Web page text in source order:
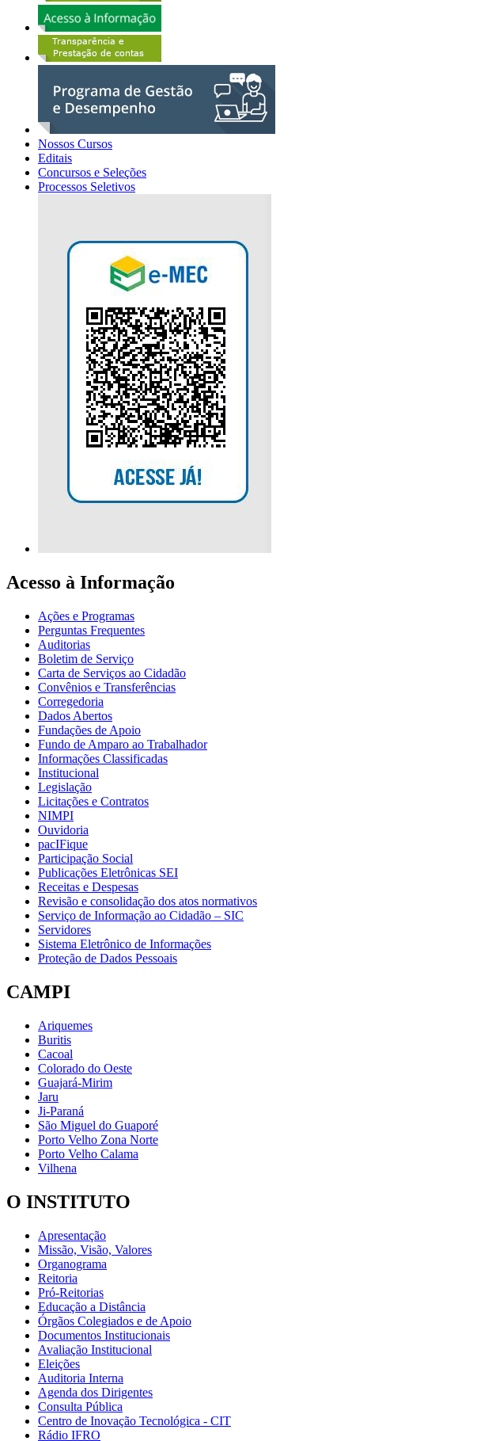
Nossos Cursos
Editais
Concursos e Seleções
Processos Seletivos
Acesso à Informação
Ações e Programas
Perguntas Frequentes
Auditorias
Boletim de Serviço
Carta de Serviços ao Cidadão
Convênios e Transferências
Corregedoria
Dados Abertos
Fundações de Apoio
Fundo de Amparo ao Trabalhador
Informações Classificadas
Institucional
Legislação
Licitações e Contratos
NIMPI
Ouvidoria
pacIFique
Participação Social
Publicações Eletrônicas SEI
Receitas e Despesas
Revisão e consolidação dos atos normativos
Serviço de Informação ao Cidadão – SIC
Servidores
Sistema Eletrônico de Informações
Proteção de Dados Pessoais
CAMPI
Ariquemes
Buritis
Cacoal
Colorado do Oeste
Guajará-Mirim
Jaru
Ji-Paraná
São Miguel do Guaporé
Porto Velho Zona Norte
Porto Velho Calama
Vilhena
O INSTITUTO
Apresentação
Missão, Visão, Valores
Organograma
Reitoria
Pró-Reitorias
Educação a Distância
Órgãos Colegiados e de Apoio
Documentos Institucionais
Avaliação Institucional
Eleições
Auditoria Interna
Agenda dos Dirigentes
Consulta Pública
Centro de Inovação Tecnológica - CIT
Rádio IFRO